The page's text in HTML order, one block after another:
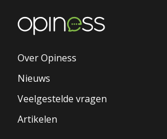
Over Opiness
Nieuws
Veelgestelde vragen
Artikelen